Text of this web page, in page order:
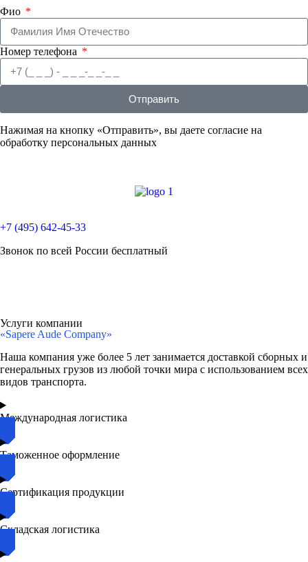
Фио
Номер телефона
Отправить
Нажимая на кнопку «Отправить», вы даете согласие на
обработку персональных данных
+7 (495) 642-45-33
Звонок по всей России бесплатный
Услуги компании
«Sapere Aude Company»
Наша компания уже более 5 лет занимается доставкой сборных и
генеральных грузов из любой точки мира с использованием всех
видов транспорта.
Международная логистика
Таможенное оформление
Сертификация продукции
Складская логистика